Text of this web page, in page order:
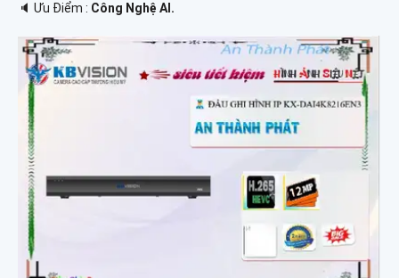
️🔈 Ưu Điểm : Công Nghệ AI.